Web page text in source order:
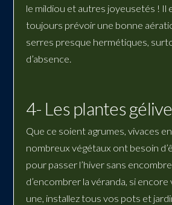
le mildiou et autres joyeusetés ! Il
toujours prévoir une bonne
serres presque hermétiques,
d’absence.
4- Les plantes
Que ce soient agrumes, vivaces
nombreux végétaux ont besoin
pour passer l’hiver sans
d’encombrer la véranda, si encore
une, installez tous vos pots et